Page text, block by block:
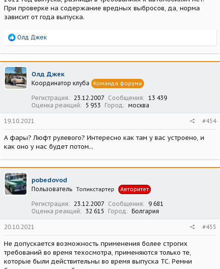
При проверке на содержание вредных выбросов, да, норма
зависит от года выпуска.
Р
а
к
ц
и
и
Олд Джек
Олд Джек
Координатор клуба Команда форума
Регистрация 23.12.2007 Сообщения
13 439
Оценка реакций
5 953 Город москва
19.10.2021 #454
А фары? Люфт рулевого? Интересно как там у вас устроено, и
как оно у нас будет потом...
pobedovod
Пользователь Топикстартер Авторитет
Регистрация 23.12.2007 Сообщения
9 681
Оценка реакций
32 615 Город Болгария
20.10.2021 #455
Не допускается возможность применения более строгих
требований во время техосмотра, применяются только те,
которые были действительны во время выпуска ТС. Ремни